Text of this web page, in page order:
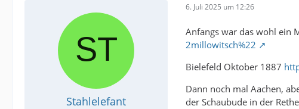
Stahlelefant
6. Juli 2025 um 12:26
Anfangs war das wohl ein
2millowitsch%22
Bielefeld Oktober 1887
Dann noch mal Aachen,
der Schaubude in der